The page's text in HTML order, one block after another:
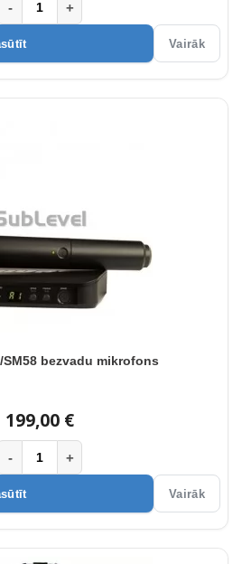
- +
Vairāk
SM58 bezvadu mikrofons
199,00 €
- +
Vairāk